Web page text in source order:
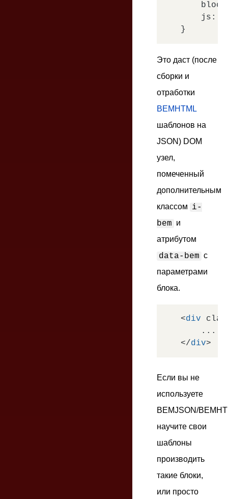
block
js :
Это даст (после
сборки и
отработки
BEMHTML
шаблонов на
JSON) DOM
узел,
помеченный
дополнительным
классом i-
bem и
атрибутом
data-bem с
параметрами
блока.
<div
</div>
Если вы не
используете
BEMJSON/
научите свои
шаблоны
производить
такие блоки,
или просто